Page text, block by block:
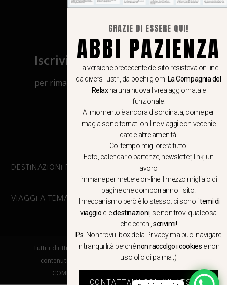
Iscriviti al canale Whatsapp
per rimanere aggiornato su viaggi, eventi
e notizie!
CLICCA QUI
DESTINAZIONI PRINCIPALI
VIAGGI A TEMA
Tutti i diritti riservati. E’ vietata la copia e la riproduzione dei
contenuti in qualsiasi modo o forma. – COPYRIGHT ©LA
COMPAGNIA DEL RELAX – Made in Springfield srl
GRAZIE DI ESSERE QUI!
ABBI PAZIENZA
La versione precedente del sito resisteva on-line
da diversi lustri, da pochi giorni La Compagnia del
Relaxha una nuova livrea aggiornata e
funzionale.
Al momento è ancora disordinata, come per
magia sono tornati on-line viaggi con vecchie
date e altre amenità.
Col tempo migliorerà tutto!
Foto, calendario partenze, newsletter, link, un
lavoro
immane per mettere on-line il mezzo migliaio di
pagine che comporranno il sito.
Il meccanismo però è lo stesso: ci sono itemi di
viaggio e ledestinazioni , se non trovi qualcosa
che cerchi,scrivimi!
P.s . Non trovi il box della Privacy ma puoi navigare
in tranquillità perchénon raccolgo i cookies e non
uso olio di palma ;)
CONTATTAMI CON WHATSAPP